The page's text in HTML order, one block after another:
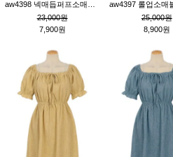
23,000원
7,900원
25,000원
8,900원